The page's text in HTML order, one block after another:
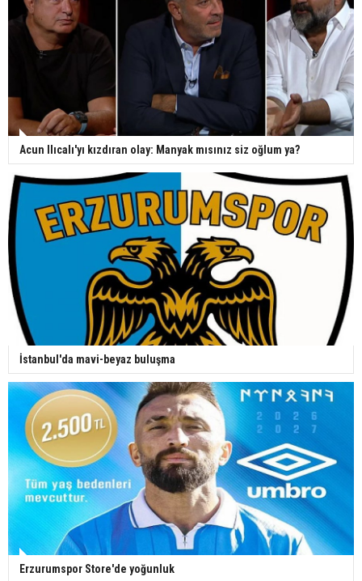
Acun Ilıcalı'yı kızdıran olay: Manyak mısınız siz oğlum ya?
İstanbul'da mavi-beyaz buluşma
Erzurumspor Store'de yoğunluk